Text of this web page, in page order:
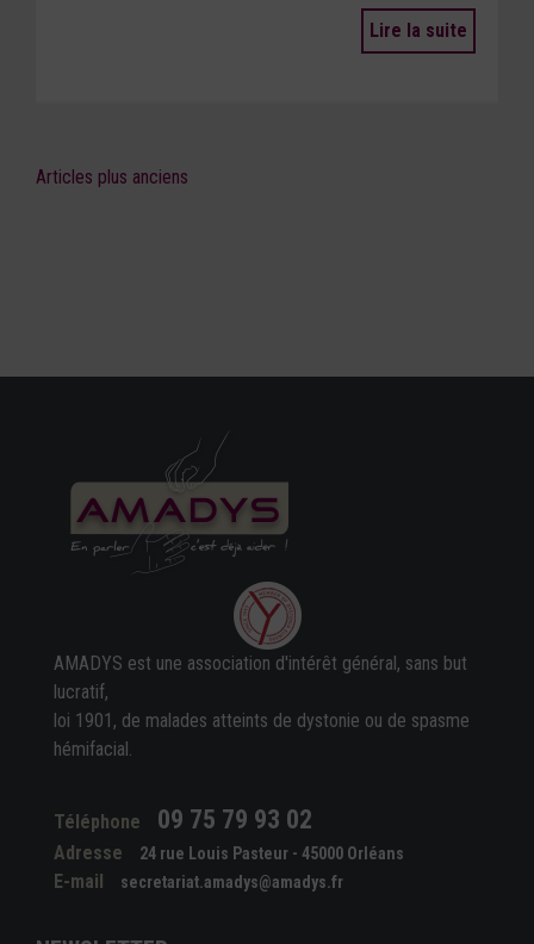
Lire la suite
Articles plus anciens
AMADYS est une association d'intérêt général, sans but
lucratif,
loi 1901, de malades atteints de dystonie ou de spasme
hémifacial.
Téléphone 09 75 79 93 02
Adresse 24 rue Louis Pasteur - 45000 Orléans
E-mail secretariat.amadys@amadys.fr